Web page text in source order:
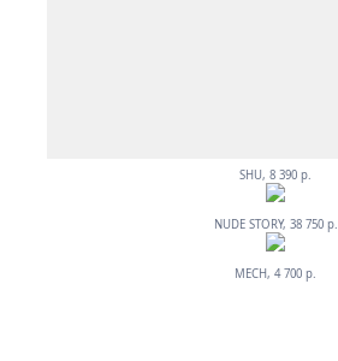
SHU, 8 390 р.
NUDE STORY, 38 750 р.
MECH, 4 700 р.